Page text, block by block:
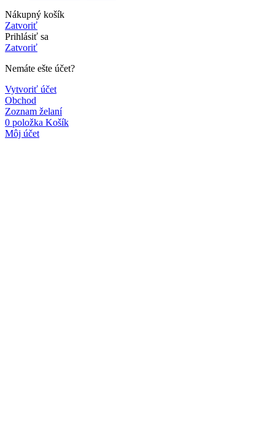
Nákupný košík
Zatvoriť
Prihlásiť sa
Zatvoriť
Nemáte ešte účet?
Vytvoriť účet
Obchod
Zoznam želaní
0 položka Košík
Môj účet